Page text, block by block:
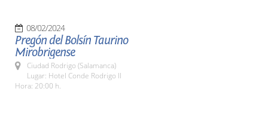
08/02/2024
Pregón del Bolsín Taurino
Mirobrigense
Ciudad Rodrigo (Salamanca)
Lugar: Hotel Conde Rodrigo II
Hora: 20:00 h.